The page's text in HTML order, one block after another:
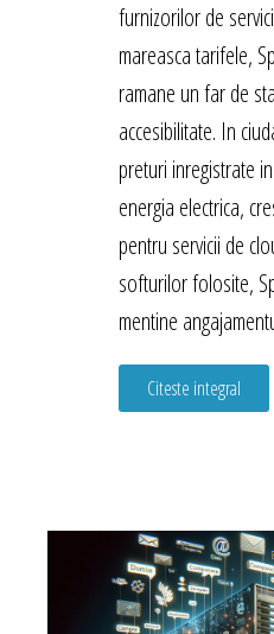
furnizorilor de
mareasca tarifele,
ramane un far de
accesibilitate. In
preturi inregistrate
energia electrica,
pentru servicii de
softurilor folosite,
mentine
Citeste integral